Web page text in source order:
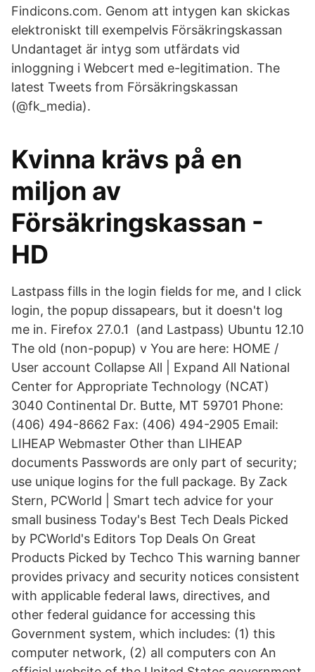
Findicons.com. Genom att intygen kan skickas
elektroniskt till exempelvis Försäkringskassan
Undantaget är intyg som utfärdats vid
inloggning i Webcert med e-legitimation. The
latest Tweets from Försäkringskassan
(@fk_media).
Kvinna krävs på en
miljon av
Försäkringskassan -
HD
Lastpass fills in the login fields for me, and I click
login, the popup dissapears, but it doesn't log
me in. Firefox 27.0.1 (and Lastpass) Ubuntu 12.10
The old (non-popup) v You are here: HOME /
User account Collapse All | Expand All National
Center for Appropriate Technology (NCAT)
3040 Continental Dr. Butte, MT 59701 Phone:
(406) 494-8662 Fax: (406) 494-2905 Email:
LIHEAP Webmaster Other than LIHEAP
documents Passwords are only part of security;
use unique logins for the full package. By Zack
Stern, PCWorld | Smart tech advice for your
small business Today's Best Tech Deals Picked
by PCWorld's Editors Top Deals On Great
Products Picked by Techco This warning banner
provides privacy and security notices consistent
with applicable federal laws, directives, and
other federal guidance for accessing this
Government system, which includes: (1) this
computer network, (2) all computers con An